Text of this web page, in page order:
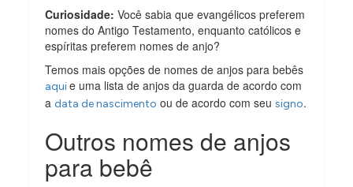
Curiosidade: Você sabia que evangélicos preferem
nomes do Antigo Testamento, enquanto católicos e
espíritas preferem nomes de anjo?
Temos mais opções de nomes de anjos para bebês
aquie uma lista de anjos da guarda de acordo com
adata de nascimento ou de acordo com seusigno.
Outros nomes de anjos
para bebê